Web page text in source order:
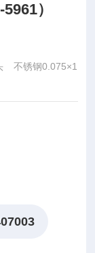
）
不锈钢0.075×1
手固定的常规接
密性要求带来一
以方便的固定色